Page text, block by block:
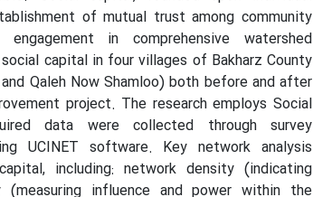
of mutual trust among community
in comprehensive watershed
capital in four villages of Bakharz County
Qaleh Now Shamloo) both before and after
project. The research employs Social
data were collected through survey
UCINET software. Key network analysis
including: network density (indicating
(measuring influence and power within the